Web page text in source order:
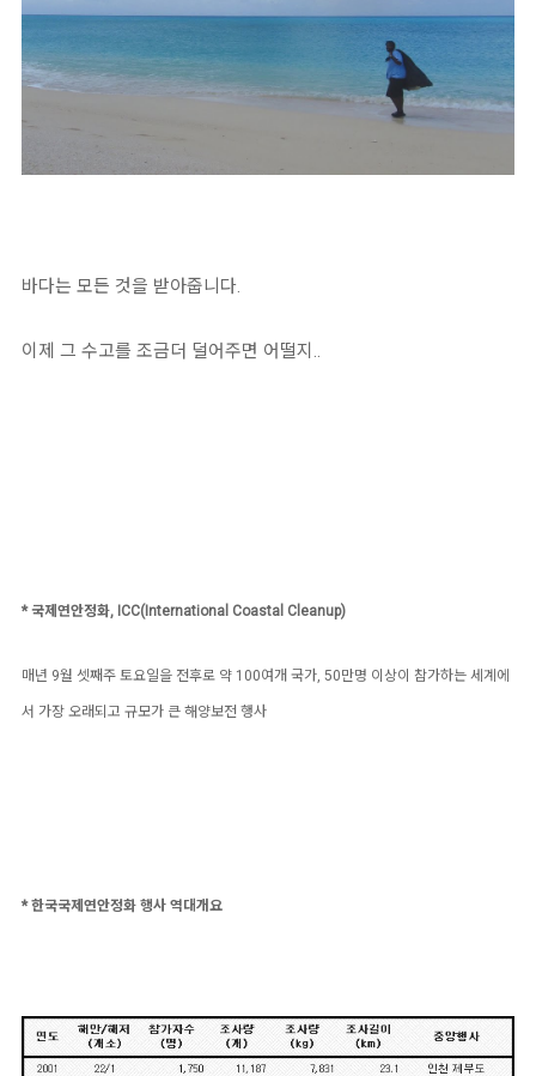
바다는 모든 것을 받아줍니다.
이제 그 수고를 조금더 덜어주면 어떨지..
* 국제연안정화, ICC(International Coastal Cleanup)
매년 9월 셋째주 토요일을 전후로 약 100여개 국가, 50만명 이상이 참가하는 세계에
서 가장 오래되고 규모가 큰 해양보전 행사
* 한국국제연안정화 행사 역대개요